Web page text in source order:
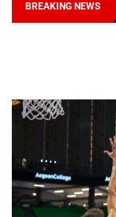
BREAKING NEWS